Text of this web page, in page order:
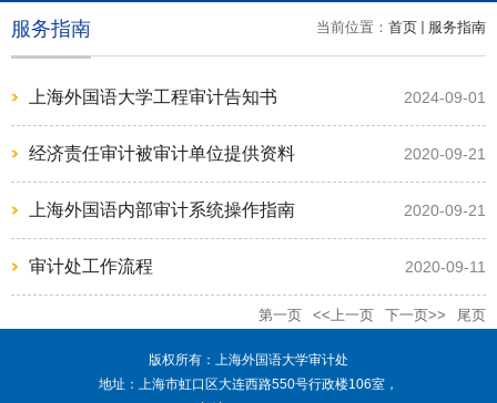
当前位置： 首页 服务指南
服务指南
上海外国语大学工程审计告知书 2024-09-01
经济责任审计被审计单位提供资料 2020-09-21
上海外国语内部审计系统操作指南 2020-09-21
审计处工作流程 2020-09-11
第一页 <<上一页 下一页>> 尾页
版权所有：上海外国语大学审计处
地址：上海市虹口区大连西路550号行政楼106室，